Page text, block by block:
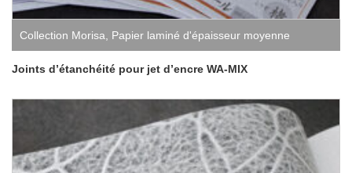
Collection Morisa, Papier laminé d'épaisseur moyenne
Joints d’étanchéité pour jet d’encre WA-MIX